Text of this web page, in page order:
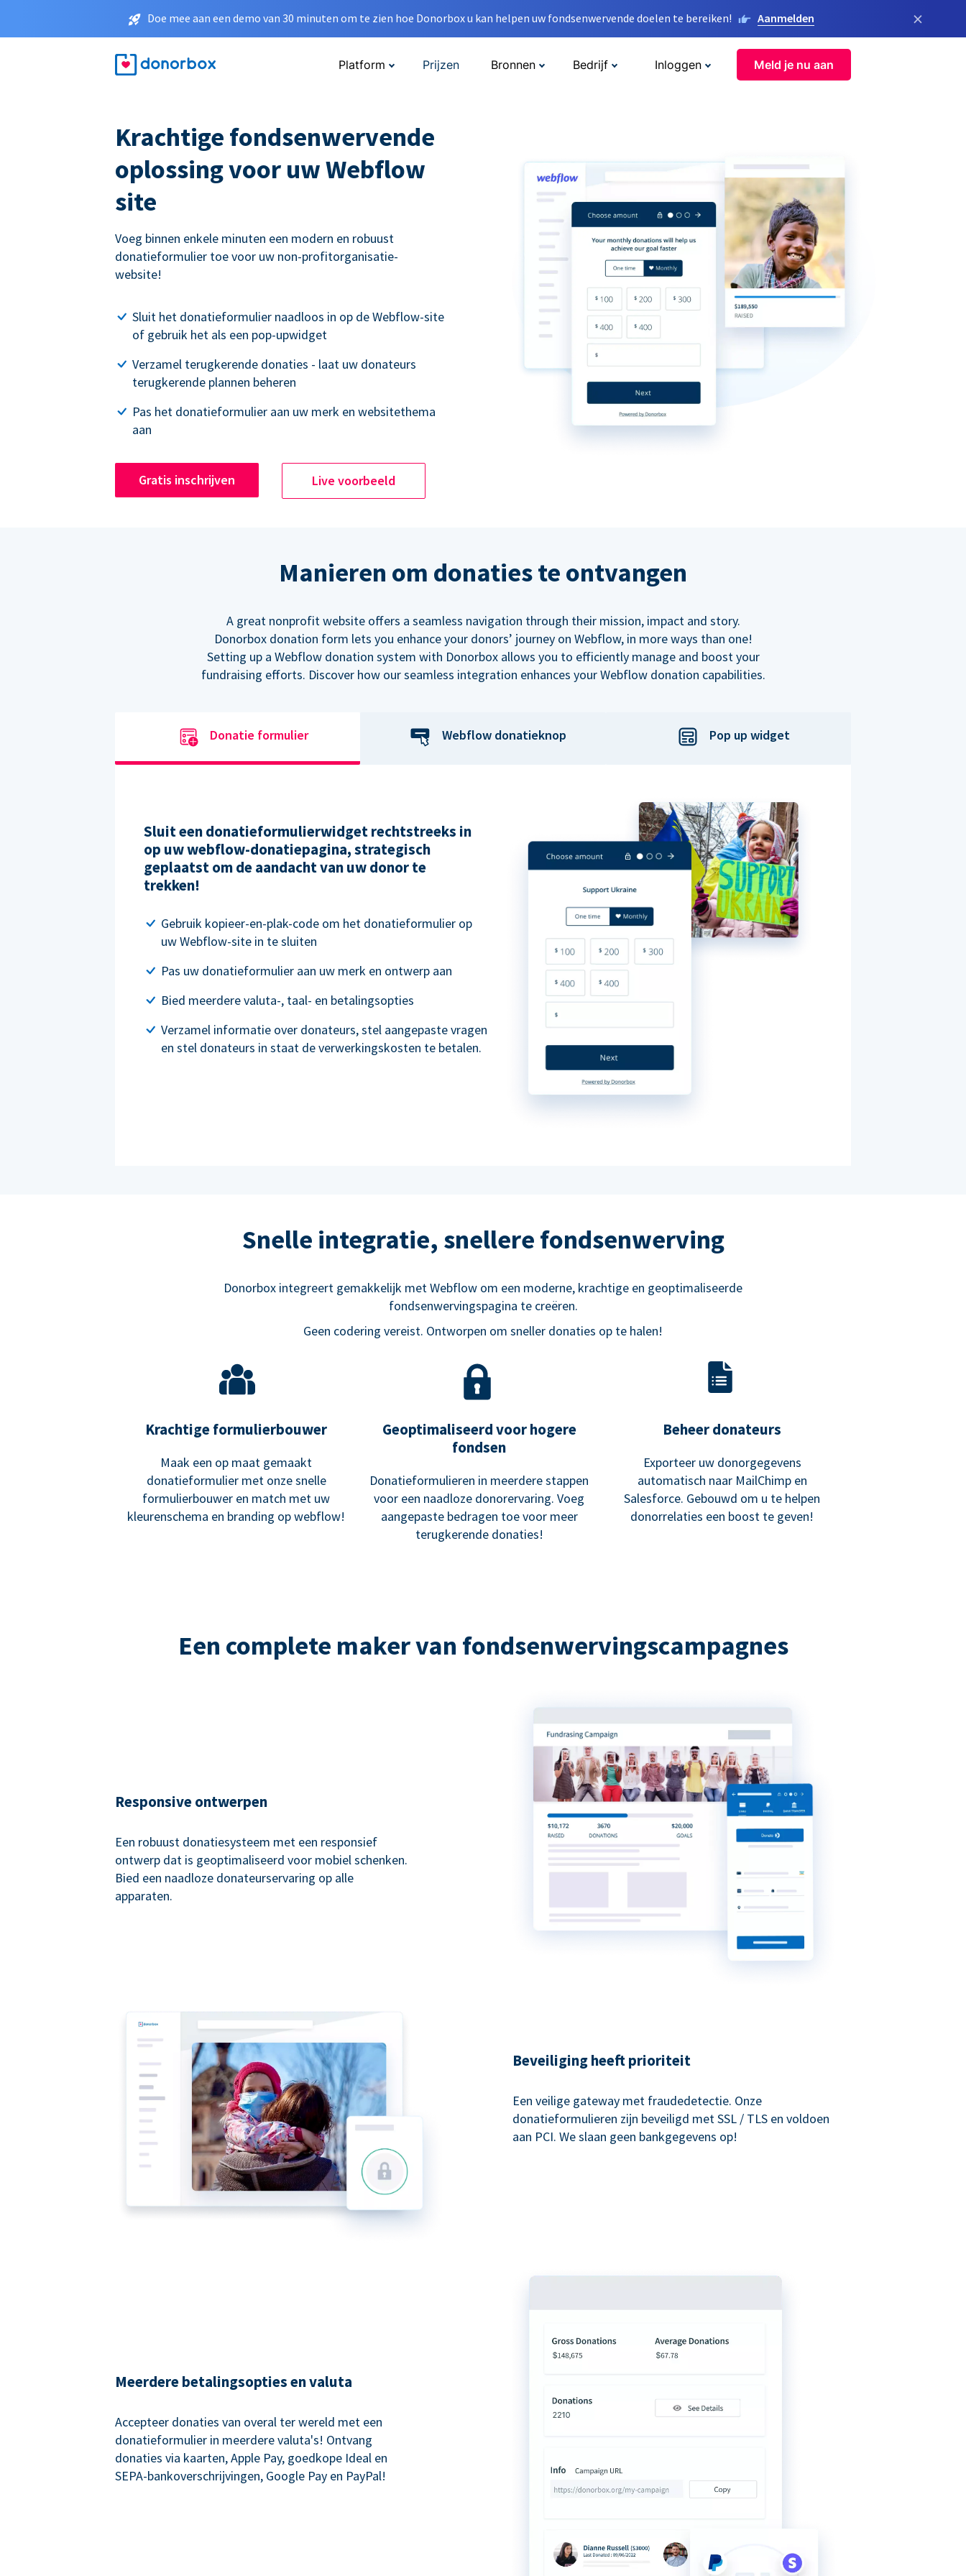
Doe mee aan een demo van 30 minuten om te zien hoe Donorbox u kan helpen uw fondsenwervende doelen te bereiken! Aanmelden ×
Platform Prijzen Bronnen Bedrijf Inloggen Meld je nu aan
Krachtige fondsenwervende
oplossing voor uw Webflow
site
Voeg binnen enkele minuten een modern en robuust
donatieformulier toe voor uw non-profitorganisatie-
website!
Sluit het donatieformulier naadloos in op de Webflow-site
of gebruik het als een pop-upwidget
Verzamel terugkerende donaties - laat uw donateurs
terugkerende plannen beheren
Pas het donatieformulier aan uw merk en websitethema
aan
Gratis inschrijven Live voorbeeld
Manieren om donaties te ontvangen
A great nonprofit website offers a seamless navigation through their mission, impact and story.
Donorbox donation form lets you enhance your donors’ journey on Webflow, in more ways than one!
Setting up a Webflow donation system with Donorbox allows you to efficiently manage and boost your
fundraising efforts. Discover how our seamless integration enhances your Webflow donation capabilities.
Donatie formulier Webflow donatieknop Pop up widget
Sluit een donatieformulierwidget rechtstreeks in
op uw webflow-donatiepagina, strategisch
geplaatst om de aandacht van uw donor te
trekken!
Gebruik kopieer-en-plak-code om het donatieformulier op
uw Webflow-site in te sluiten
Pas uw donatieformulier aan uw merk en ontwerp aan
Bied meerdere valuta-, taal- en betalingsopties
Verzamel informatie over donateurs, stel aangepaste vragen
en stel donateurs in staat de verwerkingskosten te betalen.
Snelle integratie, snellere fondsenwerving
Donorbox integreert gemakkelijk met Webflow om een moderne, krachtige en geoptimaliseerde
fondsenwervingspagina te creëren.
Geen codering vereist. Ontworpen om sneller donaties op te halen!
Krachtige formulierbouwer
Maak een op maat gemaakt
donatieformulier met onze snelle
formulierbouwer en match met uw
kleurenschema en branding op webflow!
Geoptimaliseerd voor hogere
fondsen
Donatieformulieren in meerdere stappen
voor een naadloze donorervaring. Voeg
aangepaste bedragen toe voor meer
terugkerende donaties!
Beheer donateurs
Exporteer uw donorgegevens
automatisch naar MailChimp en
Salesforce. Gebouwd om u te helpen
donorrelaties een boost te geven!
Een complete maker van fondsenwervingscampagnes
Responsive ontwerpen
Een robuust donatiesysteem met een responsief
ontwerp dat is geoptimaliseerd voor mobiel schenken.
Bied een naadloze donateurservaring op alle
apparaten.
Beveiliging heeft prioriteit
Een veilige gateway met fraudedetectie. Onze
donatieformulieren zijn beveiligd met SSL / TLS en voldoen
aan PCI. We slaan geen bankgegevens op!
Meerdere betalingsopties en valuta
Accepteer donaties van overal ter wereld met een
donatieformulier in meerdere valuta's! Ontvang
donaties via kaarten, Apple Pay, goedkope Ideal en
SEPA-bankoverschrijvingen, Google Pay en PayPal!